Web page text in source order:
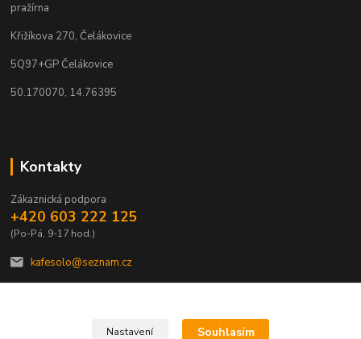
pražírna
Křižíkova 270, Čelákovice
5Q97+GP Čelákovice
50.170070, 14.76395
Kontakty
Zákaznická podpora
+420 603 222 125
(Po-Pá, 9-17 hod.)
kafesolo@seznam.cz
Nastavení Souhlasím